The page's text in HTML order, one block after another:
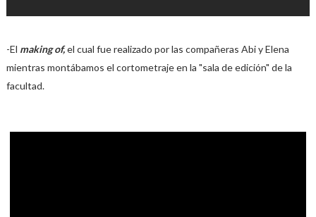
-El making of,el cual fue realizado por las compañeras Abi y Elena
mientras montábamos el cortometraje en la "sala de edición" de la
facultad.